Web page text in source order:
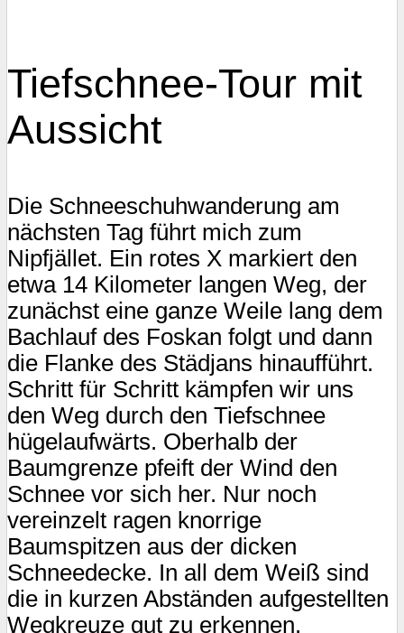
Tiefschnee-Tour mit
Aussicht
Die Schneeschuhwanderung am
nächsten Tag führt mich zum
Nipfjället. Ein rotes X markiert den
etwa 14 Kilometer langen Weg, der
zunächst eine ganze Weile lang dem
Bachlauf des Foskan folgt und dann
die Flanke des Städjans hinaufführt.
Schritt für Schritt kämpfen wir uns
den Weg durch den Tiefschnee
hügelaufwärts. Oberhalb der
Baumgrenze pfeift der Wind den
Schnee vor sich her. Nur noch
vereinzelt ragen knorrige
Baumspitzen aus der dicken
Schneedecke. In all dem Weiß sind
die in kurzen Abständen aufgestellten
Wegkreuze gut zu erkennen.